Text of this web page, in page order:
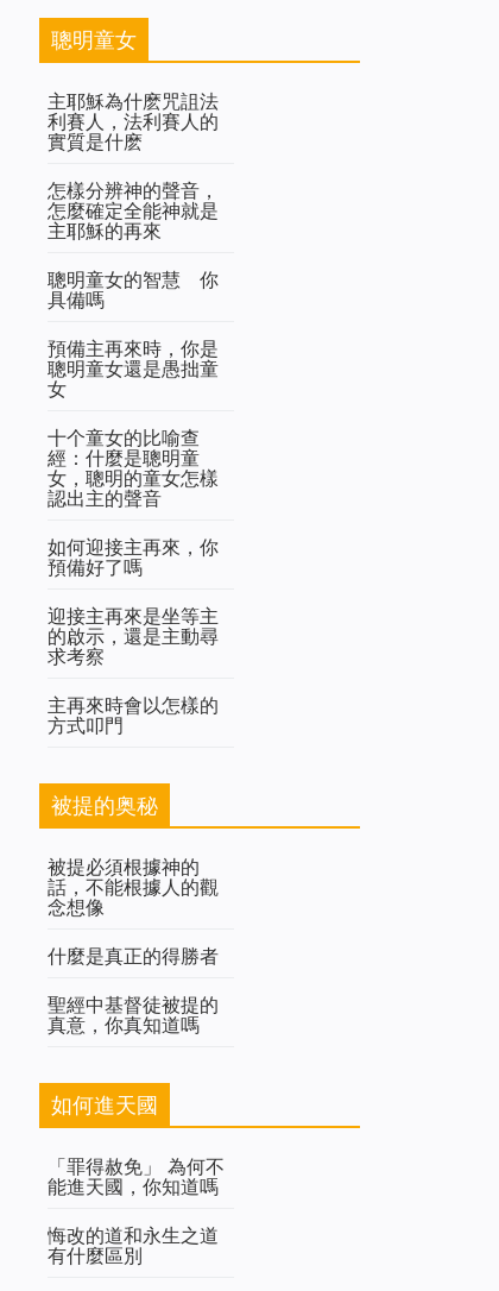
聰明童女
主耶穌為什麽咒詛法
利賽人，法利賽人的
實質是什麽
怎樣分辨神的聲音，
怎麼確定全能神就是
主耶穌的再來
聰明童女的智慧 你
具備嗎
預備主再來時，你是
聰明童女還是愚拙童
女
十个童女的比喻查
經：什麼是聰明童
女，聰明的童女怎樣
認出主的聲音
如何迎接主再來，你
預備好了嗎
迎接主再來是坐等主
的啟示，還是主動尋
求考察
主再來時會以怎樣的
方式叩門
被提的奥秘
被提必須根據神的
話，不能根據人的觀
念想像
什麼是真正的得勝者
聖經中基督徒被提的
真意，你真知道嗎
如何進天國
「罪得赦免」 為何不
能進天國，你知道嗎
悔改的道和永生之道
有什麼區別